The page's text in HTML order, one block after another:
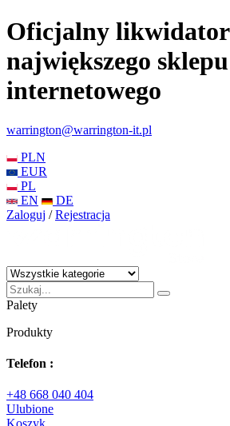
Oficjalny likwidator
największego sklepu
internetowego
warrington@warrington-it.pl
PLN
EUR
PL
EN
DE
Zaloguj / Rejestracja
Palety
Produkty
Telefon :
+48 668 040 404
Ulubione